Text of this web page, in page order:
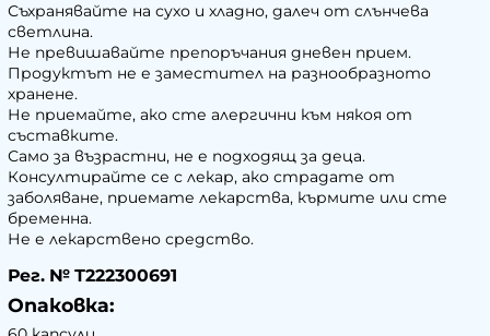
Съхранявайте на сухо и хладно, далеч от слънчева
светлина.
Не превишавайте препоръчания дневен прием.
Продуктът не е заместител на разнообразното
хранене.
Не приемайте, ако сте алергични към някоя от
съставките.
Само за възрастни, не е подходящ за деца.
Консултирайте се с лекар, ако страдате от
заболяване, приемате лекарства, кърмите или сте
бременна.
Не е лекарствено средство.
Рег. № Т222300691
Опаковка: